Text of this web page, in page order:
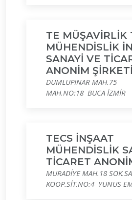
TE MÜŞAVİRLİK
MÜHENDİSLİK
SANAYİ VE
ANONİM ŞİRKETİ
DUMLUPINAR MAH.75
MAH.NO:18 BUCA İZMİR
TECS İNŞAAT
MÜHENDİSLİK
TİCARET
MURADİYE MAH.18
KOOP.SİT.NO:4 YUNUS